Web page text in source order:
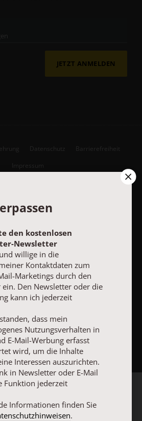
JETZT ANMELDEN
Datenschutz Barrierefreiheit
Impressum
NACH OBEN
den kostenlosen
Newsletter
und willige in die
Kontaktdaten zum
Marketings durch den
ein. Den Newsletter oder die
kann ich jederzeit
dass mein
Nutzungsverhalten in
E-Mail-Werbung erfasst
wird, um die Inhalte
Interessen auszurichten.
in Newsletter oder E-Mail
Funktion jederzeit
Informationen finden Sie
.